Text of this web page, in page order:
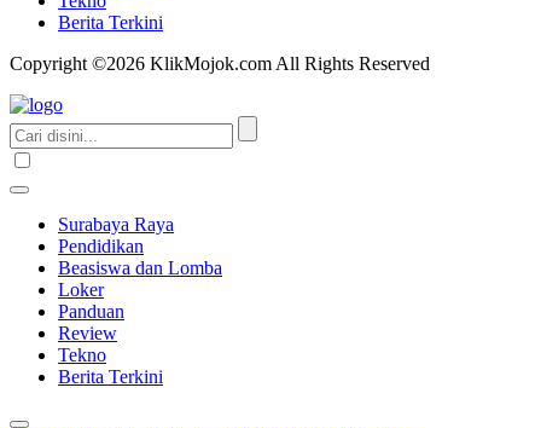
Berita Terkini
Copyright ©2026 KlikMojok.com All Rights Reserved
Surabaya Raya
Pendidikan
Beasiswa dan Lomba
Loker
Panduan
Review
Tekno
Berita Terkini